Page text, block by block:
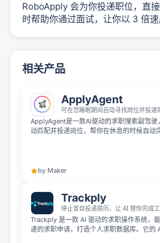
RoboApply 会为你投递职位，直
时帮助你通过面试，让你以 3 倍速
相关产品
ApplyAgent
可在您睡眠期间自动寻找岗位并投递
ApplyAgent是一款AI驱动的求职搜索副驾驶
动匹配并投递岗位，帮你在休息的时候自动
by Maker
Trackply
停止盲目投递简历，让 AI 替你完成工
Trackply 是一款 AI 驱动的求职操作系统，
递的求职申请，打造个人求职数据库。它的